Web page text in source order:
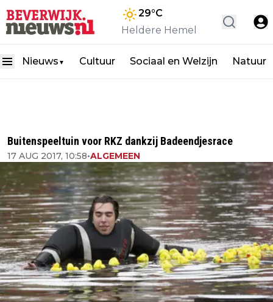
29°C
Heldere Hemel
Nieuws ▼ Cultuur Sociaal en Welzijn Natuur
Buitenspeeltuin voor RKZ dankzij Badeendjesrace
17 AUG 2017, 10:58•ALGEMEEN